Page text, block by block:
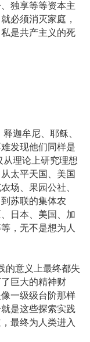
独享等等资本主
必须消灭家庭，
是共产主义的死
迦牟尼、耶稣、
发现他们同样是
理论上研究理想
太平天国、美国
场、果园公社、
苏联的集体农
日本、美国、加
，无不是想为人
意义上最终都失
巨大的精神财
一级级台阶那样
是这些探索实践
最终为人类进入